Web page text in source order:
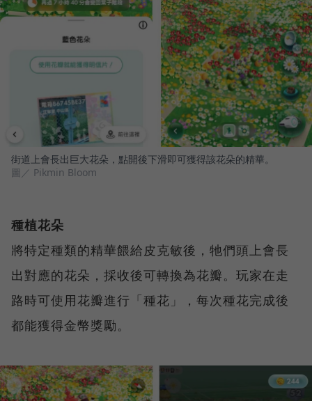
街道上會長出巨大花朵，點開後下滑即可獲得該花朵的精華。
圖／ Pikmin Bloom
種植花朵
將特定種類的精華餵給皮克敏後，牠們頭上會長
出對應的花朵，採收後可轉換為花瓣。玩家在走
路時可使用花瓣進行「種花」，每次種花完成後
都能獲得金幣獎勵。